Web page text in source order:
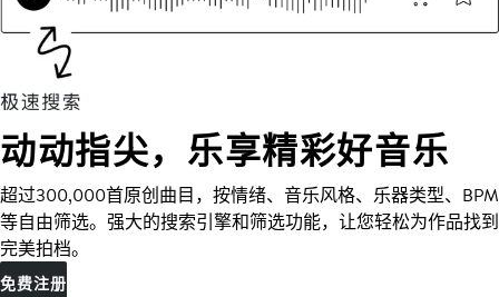
动动指尖，乐享精彩好音乐
超过300,000首原创曲目，按情绪、音乐风格、乐器类型、BPM
等自由筛选。强大的搜索引擎和筛选功能，让您轻松为作品找到
完美拍档。
免费注册